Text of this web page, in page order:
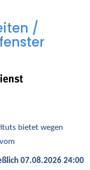
/
bietet wegen
07.08.2026 24:00